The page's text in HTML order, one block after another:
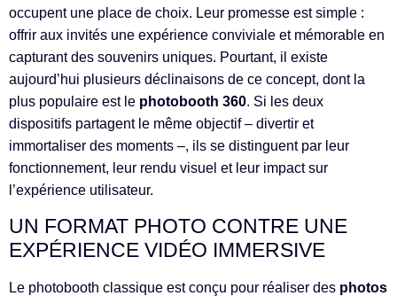
occupent une place de choix. Leur promesse est simple :
offrir aux invités une expérience conviviale et mémorable en
capturant des souvenirs uniques. Pourtant, il existe
aujourd’hui plusieurs déclinaisons de ce concept, dont la
plus populaire est le photobooth 360. Si les deux
dispositifs partagent le même objectif – divertir et
immortaliser des moments –, ils se distinguent par leur
fonctionnement, leur rendu visuel et leur impact sur
l’expérience utilisateur.
UN FORMAT PHOTO CONTRE UNE
EXPÉRIENCE VIDÉO IMMERSIVE
Le photobooth classique est conçu pour réaliser des photos